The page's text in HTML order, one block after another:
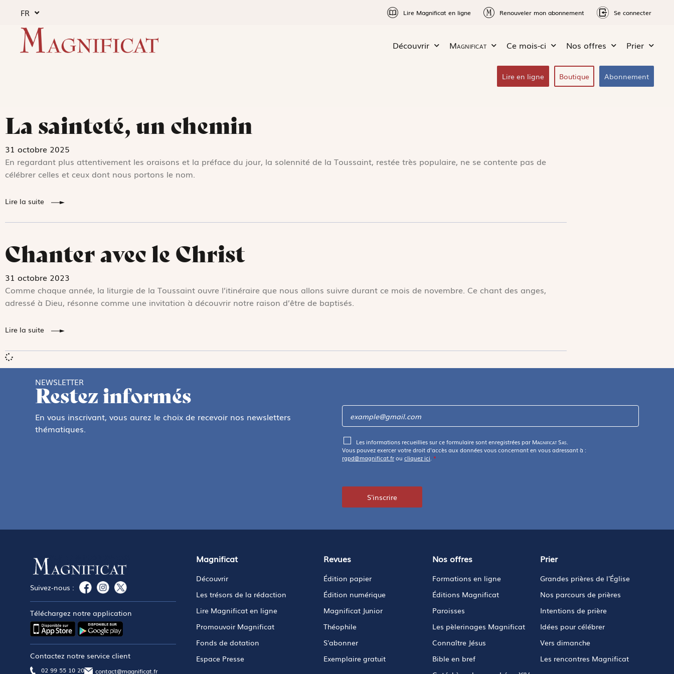
FR Lire Magnificat en ligne Renouveler mon abonnement Se connecter
Découvrir Magnificat Ce mois-ci Nos offres Prier
Lire en ligne Boutique Abonnement
La sainteté, un chemin
31 octobre 2025
En regardant plus attentivement les oraisons et la ­préface du jour, la solennité de la Toussaint, restée très populaire, ne se contente pas de
célébrer celles et ceux dont nous portons le nom.
Lire la suite
Chanter avec le Christ
31 octobre 2023
Comme chaque année, la liturgie de la Toussaint ouvre l’itinéraire que nous allons suivre durant ce mois de novembre. Ce chant des anges,
adressé à Dieu, résonne comme une invitation à découvrir notre raison d’être de baptisés.
Lire la suite
NEWSLETTER
Restez informés
En vous inscrivant, vous aurez le choix de recevoir nos newsletters
thématiques.
Les informations recueillies sur ce formulaire sont enregistrées par Magnificat Sas
Vous pouvez exercer votre droit d'accès aux données vous concernant en vous adressant à :
rgpd@magnificat.frou cliquez ici *
S'inscrire
Suivez-nous :
Téléchargez notre application
Contactez notre service client
02 99 55 10 20 contact@magnificat.fr
Magnificat
Découvrir
Les trésors de la rédaction
Lire Magnificat en ligne
Promouvoir Magnificat
Fonds de dotation
Espace Presse
Revues
Édition papier
Édition numérique
Magnificat Junior
Théophile
S'abonner
Exemplaire gratuit
Nos offres
Formations en ligne
Éditions Magnificat
Paroisses
Les pèlerinages Magnificat
Connaître Jésus
Bible en bref
Prier
Grandes prières de l'Église
Nos parcours de prières
Intentions de prière
Idées pour célébrer
Vers dimanche
Les rencontres Magnificat